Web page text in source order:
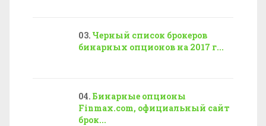
Черный список брокеров
бинарных опционов на 2017 г...
Бинарные опционы
Finmax.com, официальный сайт
брок...